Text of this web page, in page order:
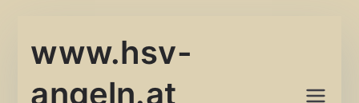
Inhalt
www.hsv-
angeln.at